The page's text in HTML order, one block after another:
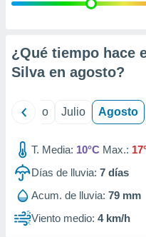
e
mediante
de
1199
¿Qué tiempo hace
Silva en agosto?
Junio Julio Agosto
T. Media: 10°C Max.:
Días de lluvia: 7 días
Acum. de lluvia: 79 mm
Viento medio: 4 km/h